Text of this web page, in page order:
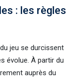
: les règles
jeu se durcissent
évolue. À partir du
auprès du